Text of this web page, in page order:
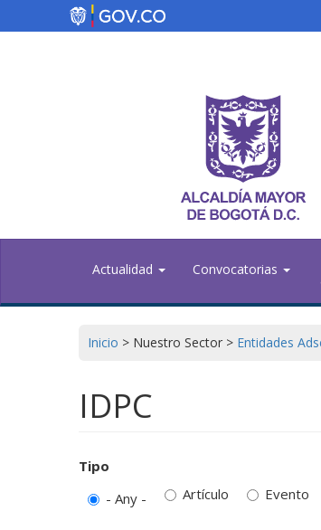
Actualidad Convocatorias
Inicio > Nuestro Sector > Entidades
IDPC
Tipo
- Any -
Artículo Evento